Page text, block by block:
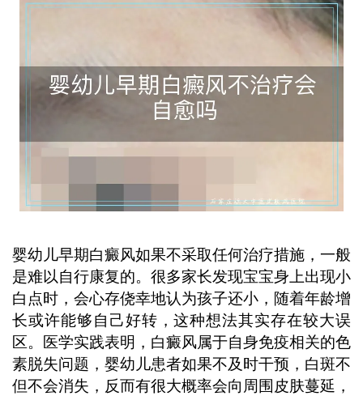
肤出现异常白斑，建议尽早到专业医疗
机构进行检查，明确诊断后及时采取科
学规范的干预措施，这样才能更好地控
制病情发展。 ...
婴幼儿早期白癜风如果不采取任何治疗措施，一般
是难以自行康复的。很多家长发现宝宝身上出现小
白点时，会心存侥幸地认为孩子还小，随着年龄增
长或许能够自己好转，这种想法其实存在较大误
区。医学实践表明，白癜风属于自身免疫相关的色
素脱失问题，婴幼儿患者如果不及时干预，白斑不
但不会消失，反而有很大概率会向周围皮肤蔓延，